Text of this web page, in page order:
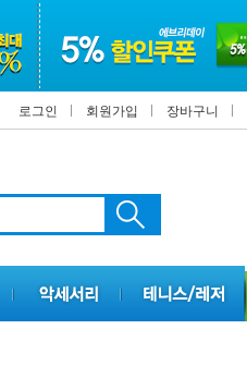
로그인 회원가입 장바구니